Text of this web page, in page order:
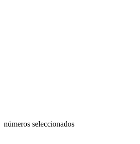
números seleccionados